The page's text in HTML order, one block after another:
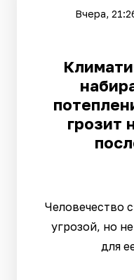
Вчера,
грозит
Человечество
угрозой, но
для